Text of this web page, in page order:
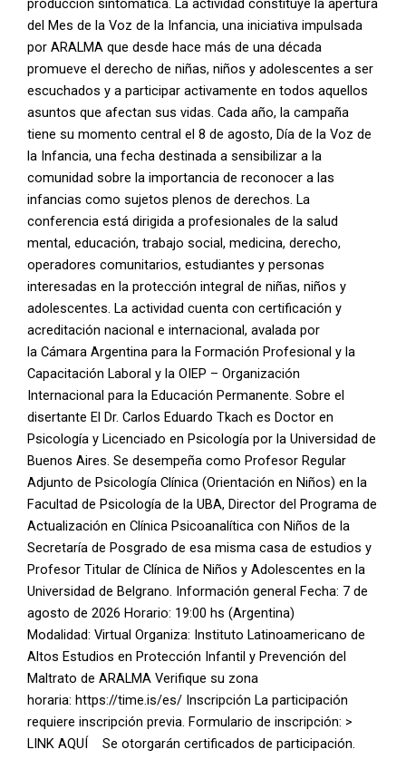
del Mes de la Voz de la Infancia, una iniciativa impulsada
por ARALMA que desde hace más de una década
promueve el derecho de niñas, niños y adolescentes a ser
escuchados y a participar activamente en todos aquellos
asuntos que afectan sus vidas. Cada año, la campaña
tiene su momento central el 8 de agosto, Día de la Voz de
la Infancia, una fecha destinada a sensibilizar a la
comunidad sobre la importancia de reconocer a las
infancias como sujetos plenos de derechos. La
conferencia está dirigida a profesionales de la salud
mental, educación, trabajo social, medicina, derecho,
operadores comunitarios, estudiantes y personas
interesadas en la protección integral de niñas, niños y
adolescentes. La actividad cuenta con certificación y
acreditación nacional e internacional, avalada por
la Cámara Argentina para la Formación Profesional y la
Capacitación Laboral y la OIEP – Organización
Internacional para la Educación Permanente. Sobre el
disertante El Dr. Carlos Eduardo Tkach es Doctor en
Psicología y Licenciado en Psicología por la Universidad de
Buenos Aires. Se desempeña como Profesor Regular
Adjunto de Psicología Clínica (Orientación en Niños) en la
Facultad de Psicología de la UBA, Director del Programa de
Actualización en Clínica Psicoanalítica con Niños de la
Secretaría de Posgrado de esa misma casa de estudios y
Profesor Titular de Clínica de Niños y Adolescentes en la
Universidad de Belgrano. Información general Fecha: 7 de
agosto de 2026 Horario: 19:00 hs (Argentina)
Modalidad: Virtual Organiza: Instituto Latinoamericano de
Altos Estudios en Protección Infantil y Prevención del
Maltrato de ARALMA Verifique su zona
horaria: https://time.is/es/ Inscripción La participación
requiere inscripción previa. Formulario de inscripción: >
LINK AQUÍ Se otorgarán certificados de participación.